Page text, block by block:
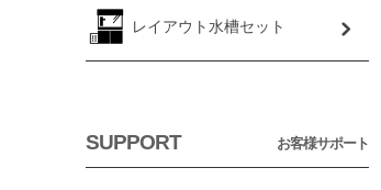
レイアウト水槽セット
SUPPORT お客様サポート